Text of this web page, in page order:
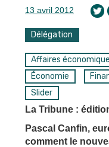
13 avril 2012
Délégation
Affaires
Économie
Slider
La Tribune :
Pascal Canfin,
comment le